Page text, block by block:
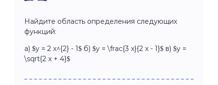
Найдите область определения следующих
функций:
а) $y = 2 x^{2} - 1$ б) $y = \frac{3 x}{2 x - 1}$ в) $y =
\sqrt{2 x + 4}$